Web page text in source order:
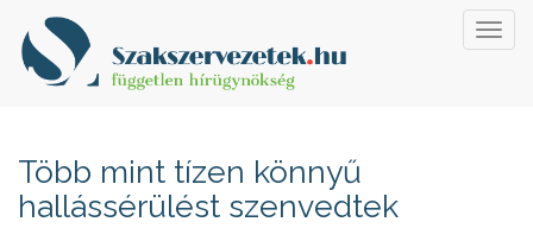
Több mint tízen könnyű
hallássérülést szenvedtek